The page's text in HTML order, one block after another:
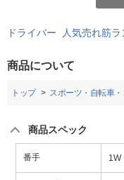
ドライバー 人気売れ筋ラ
商品について
トップ スポーツ・自転車
商品スペック
番手 1W